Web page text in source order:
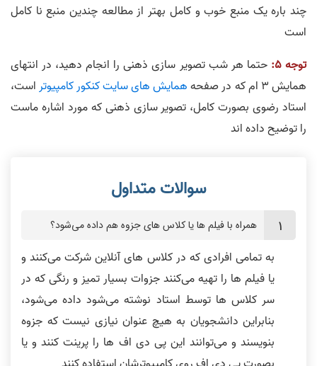
چند باره یک منبع خوب و کامل بهتر از مطالعه چندین منبع نا کامل
است
توجه 5:
حتما هر شب تصویر سازی ذهنی را انجام دهید، در انتهای
همایش 3 ام که در صفحه
همایش های سایت کنکور کامپیوتراست،
استاد رضوی بصورت کامل، تصویر سازی ذهنی که مورد اشاره ماست
را توضیح داده اند
همراه با فیلم ها یا کلاس های جزوه هم داده می‌شود؟
به تمامی افرادی که در کلاس های آنلاین شرکت می‌کنند و
یا فیلم ها را تهیه می‌کنند جزوات بسیار تمیز و رنگی که در
سر کلاس ها توسط استاد نوشته می‌شود داده می‌شود،
بنابراین دانشجویان به هیچ عنوان نیازی نیست که جزوه
بنویسند و می‌توانند این پی دی اف ها را پرینت کنند و یا